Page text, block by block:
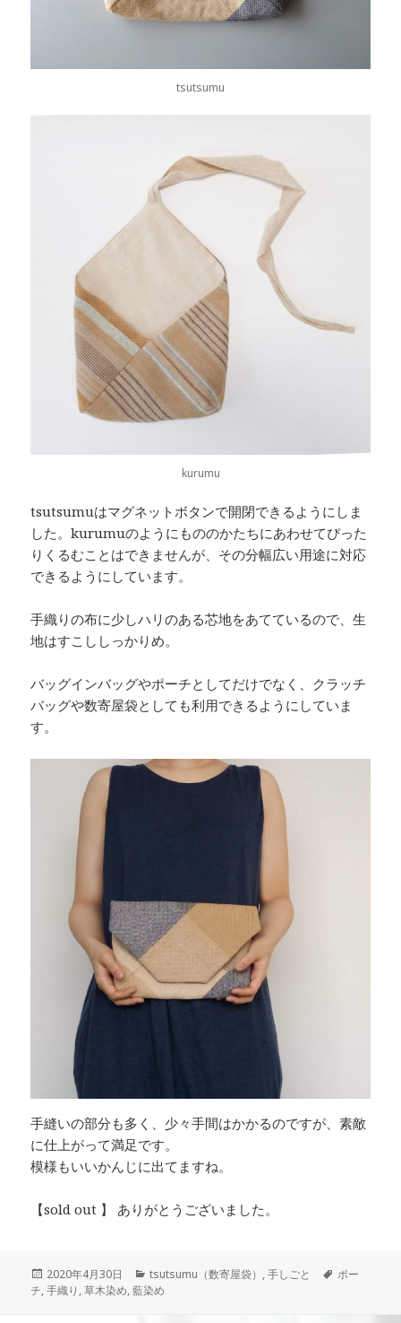
tsutsumu
kurumu
tsutsumuはマグネットボタンで開閉できるようにしま
した。kurumuのようにもののかたちにあわせてぴった
りくるむことはできませんが、その分幅広い用途に対応
できるようにしています。
手織りの布に少しハリのある芯地をあてているので、生
地はすこししっかりめ。
バッグインバッグやポーチとしてだけでなく、クラッチ
バッグや数寄屋袋としても利用できるようにしていま
す。
手縫いの部分も多く、少々手間はかかるのですが、素敵
に仕上がって満足です。
模様もいいかんじに出てますね。
【sold out 】 ありがとうございました。
投
稿
2020年4月30日
カ
テ
tsutsumu（数寄屋袋） ,手しごと
タ
ポー
チ,手織り ,草木染め,藍染め